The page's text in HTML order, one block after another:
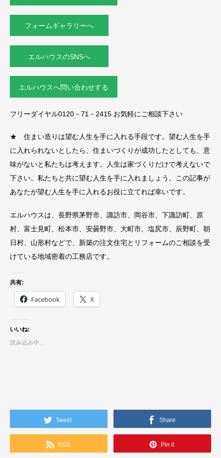
フォームギャラリーへ
エルハウスのSNSへ
エルハウスへ問い合わせする
フリーダイヤル0120－71－2415 お気軽にご相談下さい
★ 住まい造りは望む人生を手に入れる手段です。望む人生を手
に入れられないとしたら、住まいづくりが成功したとしても、意
味がないと私たちは考えます。人生は家づくりだけで考えないで
下さい。私たちと共に望む人生を手に入れましょう。この記事が
あなたが望む人生を手に入れるお役に立てれば幸いです。
エルハウスは、長野県茅野市、諏訪市、岡谷市、下諏訪町、原
村、富士見町、松本市、安曇野市、大町市、塩尻市、辰野町、朝
日村、山形村などで、新築の注文住宅とリフォームのご相談を受
けている地域密着の工務店です。
共有:
Facebook X
いいね:
読み込み中…
Tweet Share
RSS Pin it